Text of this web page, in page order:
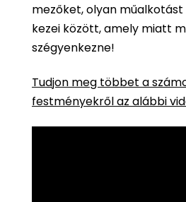
mezőket, olyan
kezei között, amely miatt
szégyenkezne!
Tudjon meg többet a
festményekről az alábbi